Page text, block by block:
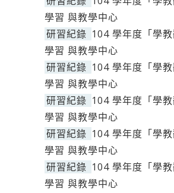
學習 與教學中心
研習紀錄 104 學年度「學教
學習 與教學中心
研習紀錄 104 學年度「學教
學習 與教學中心
研習紀錄 104 學年度「學教
學習 與教學中心
研習紀錄 104 學年度「學教
學習 與教學中心
研習紀錄 104 學年度「學教
學習 與教學中心